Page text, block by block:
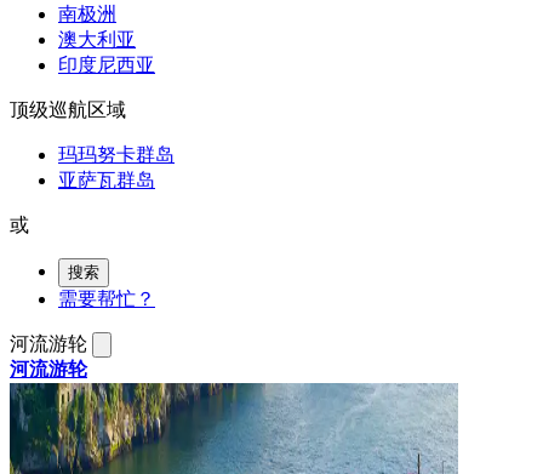
南极洲
澳大利亚
印度尼西亚
顶级巡航区域
玛玛努卡群岛
亚萨瓦群岛
或
搜索
需要帮忙？
河流游轮
河流游轮